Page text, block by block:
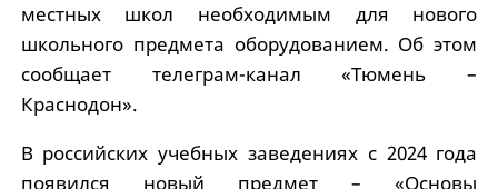
местных школ необходимым для нового
школьного предмета оборудованием. Об этом
сообщает телеграм-канал «Тюмень –
Краснодон».
В российских учебных заведениях с 2024 года
появился новый предмет – «Основы